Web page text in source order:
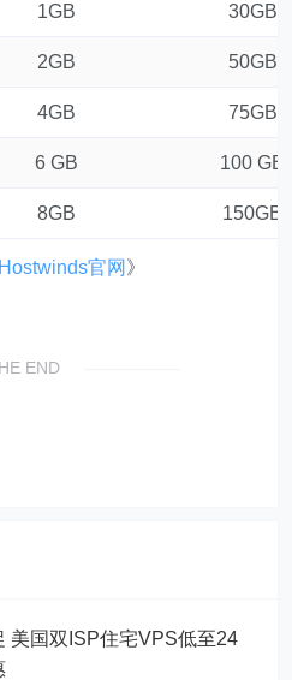
1GB 30GB
2GB 50GB
4GB 75GB
6 GB 100 GB
8GB 150GB
官网 》
END
美国双ISP住宅VPS低至24